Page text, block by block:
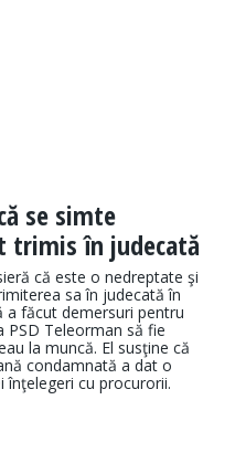
se simte
în judecată
că este o nedreptate şi
sa în judecată în
a făcut demersuri pentru
PSD Teleorman să fie
la muncă. El susţine că
condamnată a dat o
înţelegeri cu procurorii.